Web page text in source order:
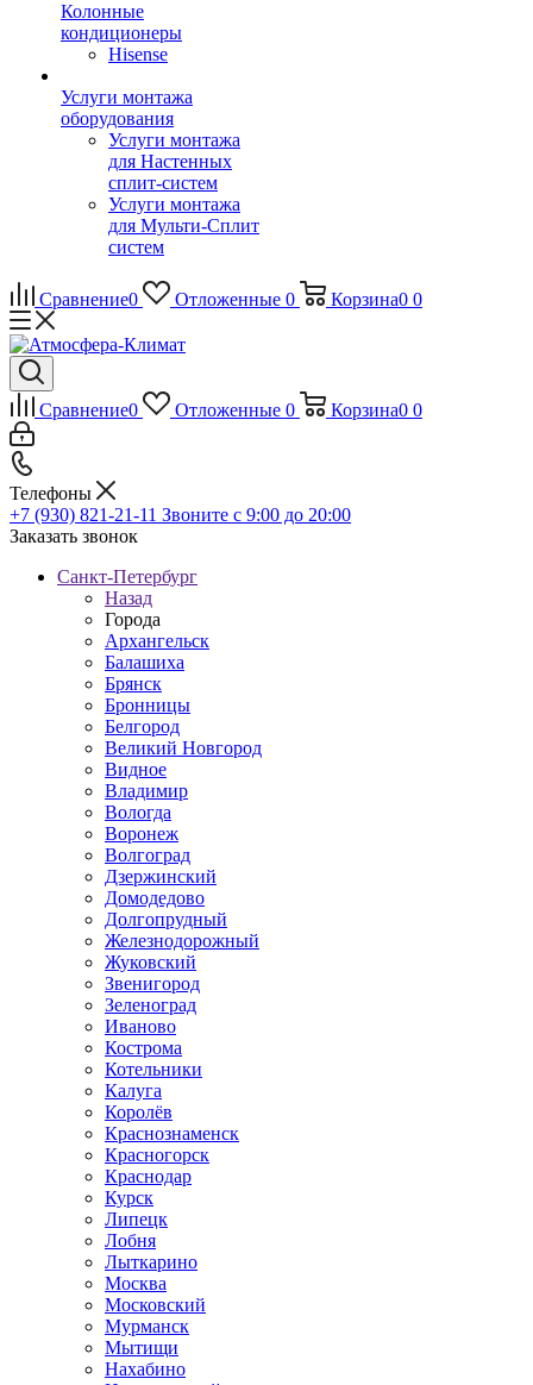
Колонные
кондиционеры
Hisense
Услуги монтажа
оборудования
Услуги монтажа
для Настенных
сплит-систем
Услуги монтажа
для Мульти-Сплит
систем
Сравнение0 Отложенные 0 Корзина0 0
Сравнение0 Отложенные 0 Корзина0 0
Телефоны
+7 (930) 821-21-11 Звоните с 9:00 до 20:00
Заказать звонок
Санкт-Петербург
Назад
Города
Архангельск
Балашиха
Брянск
Бронницы
Белгород
Великий Новгород
Видное
Владимир
Вологда
Воронеж
Волгоград
Дзержинский
Домодедово
Долгопрудный
Железнодорожный
Жуковский
Звенигород
Зеленоград
Иваново
Кострома
Котельники
Калуга
Королёв
Краснознаменск
Красногорск
Краснодар
Курск
Липецк
Лобня
Лыткарино
Москва
Московский
Мурманск
Мытищи
Нахабино